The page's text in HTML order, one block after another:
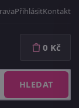
PřihlásitKontakt
HLEDAT
0 Kč